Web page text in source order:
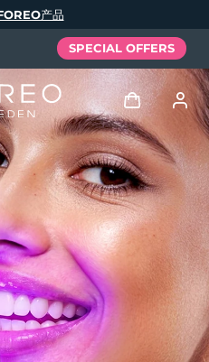
产品
SPECIAL OFFERS
登录
用户信息
我的设备
我的订单
我的地址
Elixir
Español
Português
Русский
繁體中文